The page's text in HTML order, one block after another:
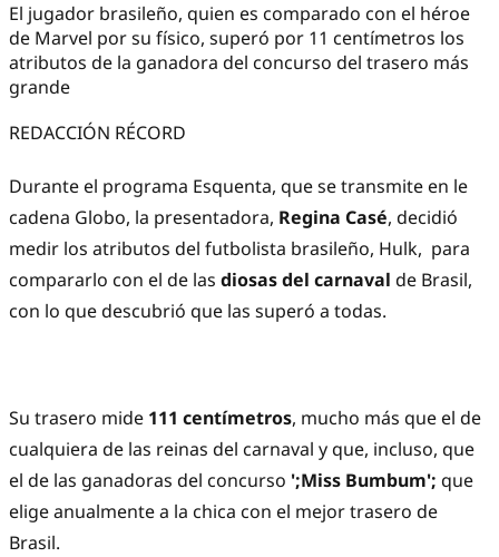
El jugador brasileño, quien es comparado con el héroe
de Marvel por su físico, superó por 11 centímetros los
atributos de la ganadora del concurso del trasero más
grande
REDACCIÓN RÉCORD
Durante el programa Esquenta, que se transmite en le
cadena Globo, la presentadora, Regina Casé, decidió
medir los atributos del futbolista brasileño, Hulk, para
compararlo con el de las diosas del carnaval de Brasil,
con lo que descubrió que las superó a todas.
Su trasero mide 111 centímetros, mucho más que el de
cualquiera de las reinas del carnaval y que, incluso, que
el de las ganadoras del concurso ';Miss Bumbum'; que
elige anualmente a la chica con el mejor trasero de
Brasil.